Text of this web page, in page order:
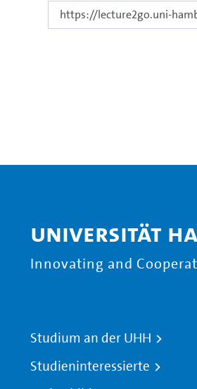
Universität
Innovating and
Studium an der UHH
Studieninteressierte